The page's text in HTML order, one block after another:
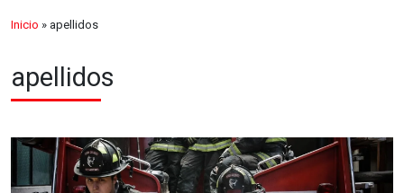
Inicio » apellidos
apellidos